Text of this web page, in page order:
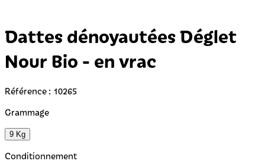
Dattes dénoyautées Déglet
Nour Bio - en vrac
Référence : 10265
Grammage
9 Kg
Conditionnement